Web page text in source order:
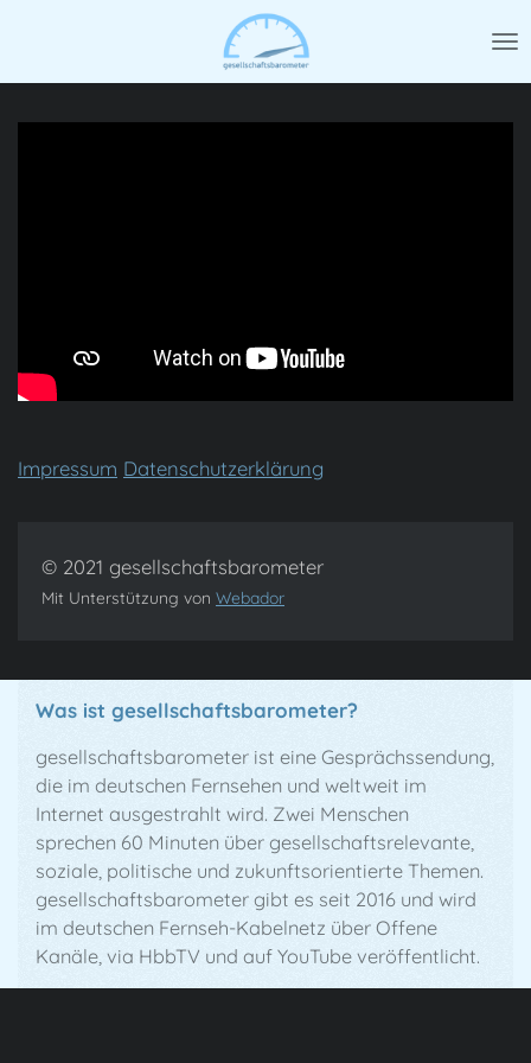
springen
Impressum Datenschutzerklärung
© 2021 gesellschaftsbarometer
Mit Unterstützung von Webador
Was ist gesellschaftsbarometer?
gesellschaftsbarometer ist eine Gesprächs­sendung,
die im deutschen Fernsehen und weltweit im
Internet ausgestrahlt wird. Zwei Menschen
sprechen 60 Minuten über gesellschaftsrelevante,
soziale, politische und zukunftsorientierte Themen.
gesellschaftsbarometer gibt es seit 2016 und wird
im deutschen Fernseh-Kabelnetz über Offene
Kanäle, via HbbTV und auf YouTube veröffentlicht.